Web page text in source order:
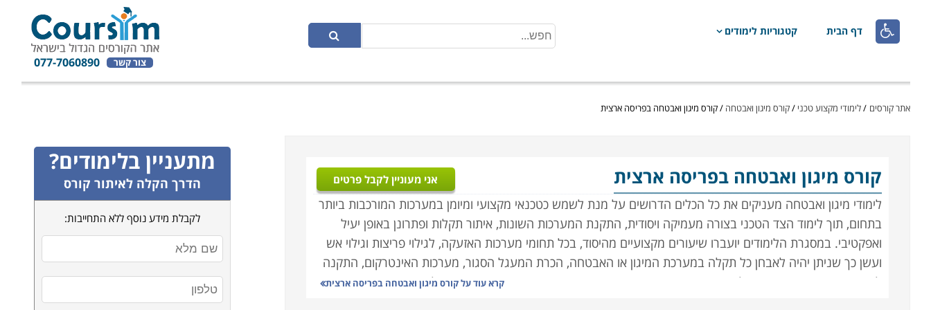
 דף הבית קטגוריות לימודים
צור קשר 077-7060890
אתר קורסים /לימודי מקצוע טכני /קורס מיגון ואבטחה /קורס מיגון ואבטחה בפריסה ארצית
קורס מיגון ואבטחהבפריסה ארצית אני מעוניין לקבל פרטים
לימודי מיגון ואבטחה מעניקים את כל הכלים הדרושים על מנת לשמש כטכנאי מקצועי ומיומן במערכות המורכבות ביותר
בתחום, תוך לימוד הצד הטכני בצורה מעמיקה ויסודית, התקנת המערכות השונות, איתור תקלות ופתרונן באופן יעיל
ואפקטיבי. במסגרת הלימודים יועברו שיעורים מקצועיים מהיסוד, בכל תחומי מערכות האזעקה, לגילוי פריצות וגילוי אש
ועשן כך שניתן יהיה לאבחן כל תקלה במערכת המיגון או האבטחה, הכרת המעגל הסגור, מערכות האינטרקום, התקנה
לבתים חכמים, כאשר בנוסף לידע התיאורטי יועברו שיעורים מעשיים אשר יאפשרו התנסות בכל מערכת באופן מקצועי.
קרא עוד עלקורס מיגון ואבטחה בפריסה ארצית
מתעניין בלימודים?
הדרך הקלה לאיתור קורס
לקבלת מידע נוסף ללא התחייבות: